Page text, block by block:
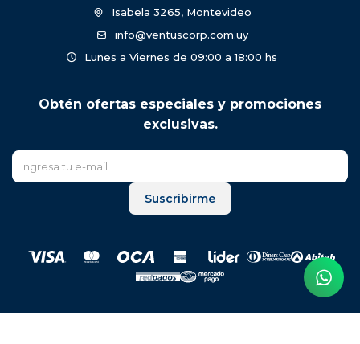
Isabela 3265, Montevideo
info@ventuscorp.com.uy
Lunes a Viernes de 09:00 a 18:00 hs
Obtén ofertas especiales y promociones
exclusivas.
Suscribirme